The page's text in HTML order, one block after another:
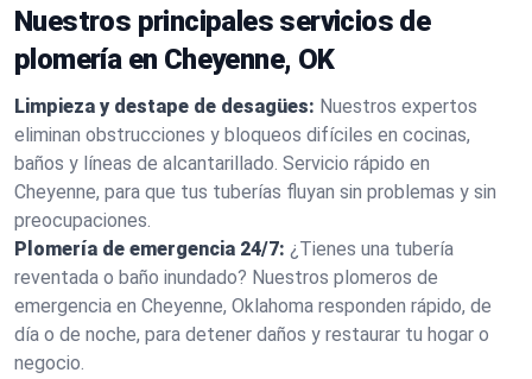
Nuestros principales servicios de
plomería en Cheyenne, OK
Limpieza y destape de desagües: Nuestros expertos
eliminan obstrucciones y bloqueos difíciles en cocinas,
baños y líneas de alcantarillado. Servicio rápido en
Cheyenne, para que tus tuberías fluyan sin problemas y sin
preocupaciones.
Plomería de emergencia 24/7: ¿Tienes una tubería
reventada o baño inundado? Nuestros plomeros de
emergencia en Cheyenne, Oklahoma responden rápido, de
día o de noche, para detener daños y restaurar tu hogar o
negocio.